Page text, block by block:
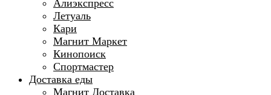
Алиэкспресс
Летуаль
Кари
Магнит Маркет
Кинопоиск
Спортмастер
Доставка еды
Магнит Доставка